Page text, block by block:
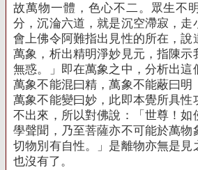
故萬物一體，色心不二。眾生不
分，沉淪六道，就是沉空滯寂，走
會上佛令阿難指出見性的所在，說
萬象，析出精明淨妙見元，指陳示
無惑。」即在萬象之中，分析出這
萬象不能混曰精，萬象不能蔽曰明
萬象不能變曰妙，此即本覺所具性
不出來，所以對佛說：「世尊！如
學聲聞，乃至菩薩亦不可能於萬物
切物別有自性。」是離物亦無是見
也沒有了。